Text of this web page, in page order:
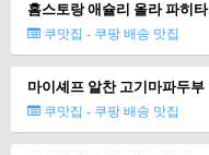
홈스토랑 애슐리 올라 파히타
쿠맛집 - 쿠팡 배송 맛집
마이셰프 알찬 고기마파두부
쿠맛집 - 쿠팡 배송 맛집